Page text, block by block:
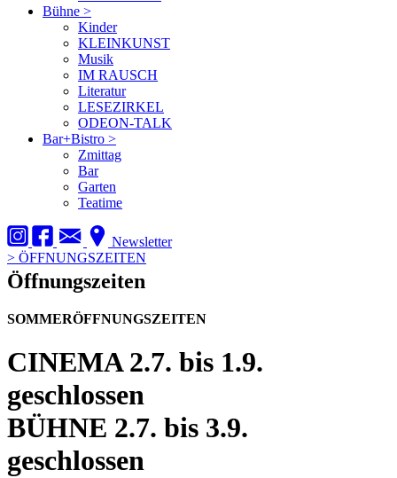
Bühne >
Kinder
KLEINKUNST
Musik
IM RAUSCH
Literatur
LESEZIRKEL
ODEON-TALK
Bar+Bistro >
Zmittag
Bar
Garten
Teatime
Newsletter
> ÖFFNUNGSZEITEN
Öffnungszeiten
SOMMERÖFFNUNGSZEITEN
CINEMA2.7. bis 1.9.
geschlossen
BÜHNE 2.7. bis 3.9.
geschlossen